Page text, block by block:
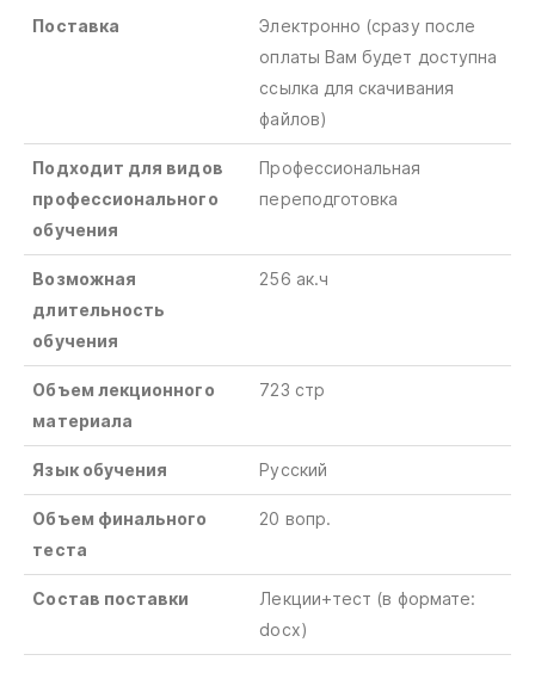
Поставка
Электронно (сразу после
оплаты Вам будет доступна
ссылка для скачивания
файлов)
Подходит для видов
профессионального
обучения
Профессиональная
переподготовка
Возможная
длительность
обучения
256 ак.ч
Объем лекционного
материала
723 стр
Язык обучения Русский
Объем финального
теста
20 вопр.
Состав поставки Лекции+тест (в формате:
docx)